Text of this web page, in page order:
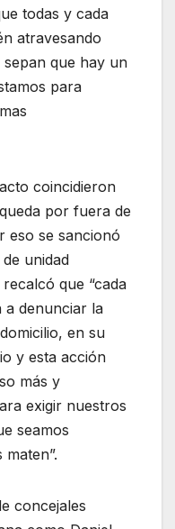
todas y cada
atravesando
que hay un
para
coincidieron
por fuera de
eso se sancionó
unidad
que “cada
a denunciar la
en su
y esta acción
más y
exigir nuestros
seamos
concejales